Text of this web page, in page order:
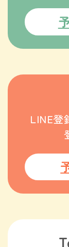
LINE登